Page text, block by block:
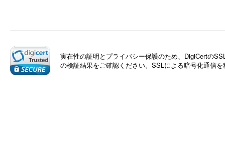
実在性の証明とプライバシー保護のため、DigiCertの
の検証結果をご確認ください。SSLによる暗号化通信